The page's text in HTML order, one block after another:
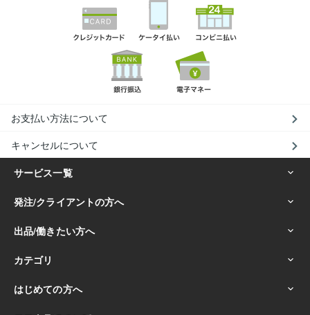
お支払い方法について
キャンセルについて